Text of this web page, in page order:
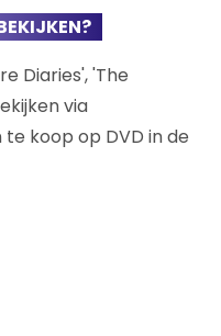
Diaries', 'The
via
koop op DVD in de